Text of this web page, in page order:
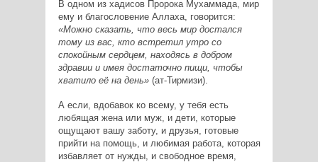
В одном из хадисов Пророка Мухаммада, мир
ему и благословение Аллаха, говорится:
«Можно сказать, что весь мир достался
тому из вас, кто встретил утро со
спокойным сердцем, находясь в добром
здравии и имея достаточно пищи, чтобы
хватило её на день»(ат-Тирмизи).
А если, вдобавок ко всему, у тебя есть
любящая жена или муж, и дети, которые
ощущают вашу заботу, и друзья, готовые
прийти на помощь, и любимая работа, которая
избавляет от нужды, и свободное время,